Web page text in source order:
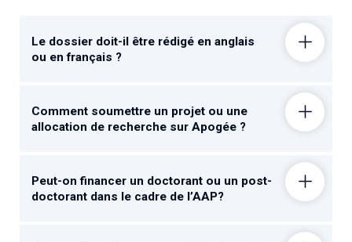
Le dossier doit-il être rédigé en anglais
ou en français ?
Comment soumettre un projet ou une
allocation de recherche sur Apogée ?
Peut-on financer un doctorant ou un post-
doctorant dans le cadre de l’AAP?